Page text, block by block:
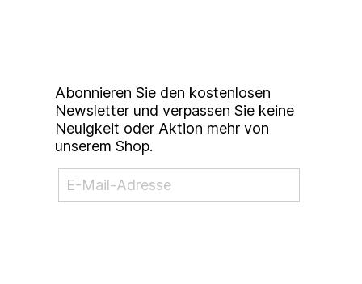
Abonnieren Sie den kostenlosen
Newsletter und verpassen Sie keine
Neuigkeit oder Aktion mehr von
unserem Shop.